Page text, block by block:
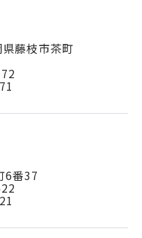
藤枝市茶町
6番37